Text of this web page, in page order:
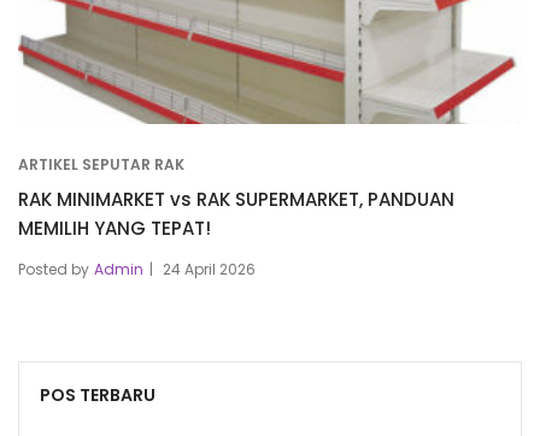
ARTIKEL SEPUTAR RAK
RAK MINIMARKET vs RAK SUPERMARKET, PANDUAN
MEMILIH YANG TEPAT!
Posted by Admin 24 April 2026
POS TERBARU